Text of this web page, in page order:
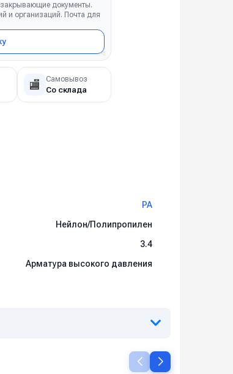
документы.
и организаций. Почта для
🏬 Самовывоз
Со склада
PA
Нейлон/Полипропилен
3.4
Арматура высокого давления